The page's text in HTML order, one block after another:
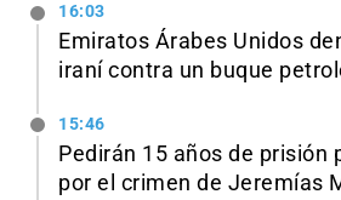
16:03
Emiratos Árabes Unidos
iraní contra un buque
15:46
Pedirán 15 años de prisión
por el crimen de Jeremías